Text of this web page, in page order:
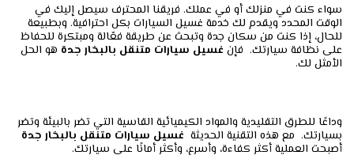
سواء كنت في منزلك أو في عملك. فريقنا المحترف سيصل إليك في
الوقت المحدد ويقدم لك خدمة غسيل السيارات بكل احترافية. وبطبيعة
للحال، إذا كنت من سكان جدة وتبحث عن طريقة فعّالة ومبتكرة للحفاظ
على نظافة سيارتك. فإن غسيل سيارات متنقل بالبخار جدة هو الحل
الأمثل لك.
وداعًا للطرق التقليدية والمواد الكيميائية القاسية التي تضر بالبيئة وتضر
بسيارتك. مع هذه التقنية الحديثة غسيل سيارات متنقل بالبخار جدة
أصبحت العملية أكثر كفاءة، وأسرع، وأكثر أمانًا على سيارتك.